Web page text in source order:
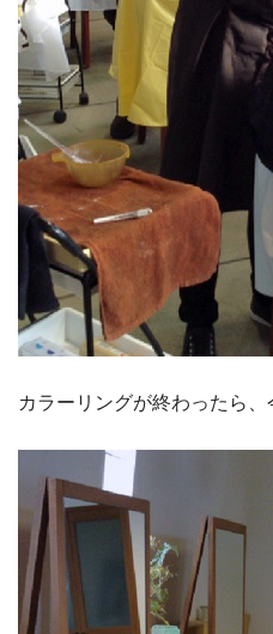
カラーリングが終わったら、